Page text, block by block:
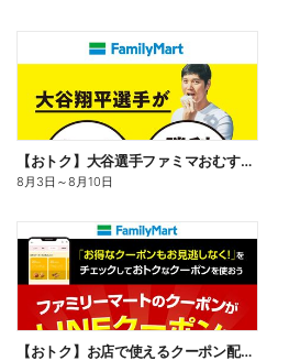
【おトク】大谷選手ファミマおむすび割
8月3日 ～8月10日
【おトク】お店で使えるクーポン配信中